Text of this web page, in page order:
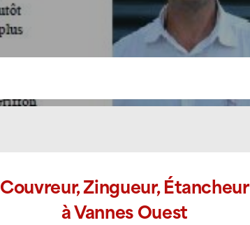
Couvreur, Zingueur, Étancheur
à Vannes Ouest